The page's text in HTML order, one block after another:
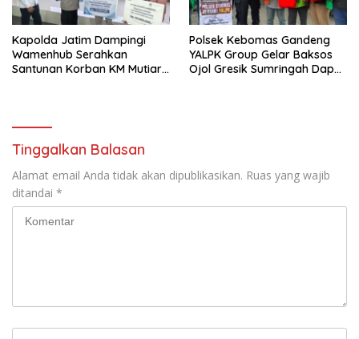
Kapolda Jatim Dampingi
Wamenhub Serahkan
Santunan Korban KM Mutiara
Polsek Kebomas Gandeng
YALPK Group Gelar Baksos
Ojol Gresik Sumringah Dapat
Tinggalkan Balasan
Alamat email Anda tidak akan dipublikasikan. Ruas yang wajib
ditandai *